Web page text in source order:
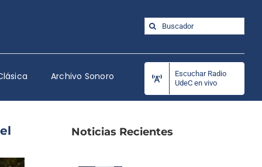
Buscar:
Archivo Sonoro
Escuchar Radio
UdeC en vivo
Noticias Recientes